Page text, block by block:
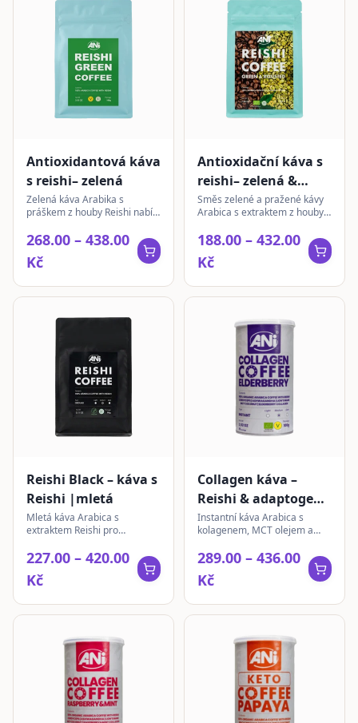
Antioxidantová káva
s reishi– zelená
Zelená káva Arabika s
práškem z houby Reishi nabízí
každodenní rituál.
268.00 – 438.00
Kč
Antioxidační káva s
reishi– zelená &
pražená | mletá
Směs zelené a pražené kávy
Arabica s extraktem z houby
hledají jedinečný kávový
188.00 – 432.00
Kč
Reishi Black – káva s
Reishi |mletá
Mletá káva Arabica s
extraktem Reishi pro
složení pro jemnou chuť.
227.00 – 420.00
Kč
Collagen káva –
Reishi & adaptogeny
| Elderberry |
instantní
Instantní káva Arabica s
kolagenem, MCT olejem a
Ashwagandhy a Lion's Mane s
289.00 – 436.00
Kč